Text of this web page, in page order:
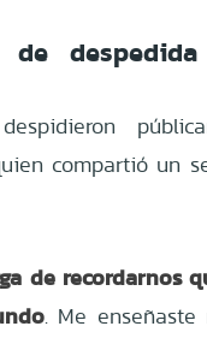
de
compartió un
de recordarnos
. Me